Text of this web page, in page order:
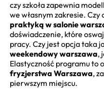
czy szkoła zapewnia
we własnym zakresie. Czy
praktyką w salonie
doświadczenie, które
pracy. Czy jest opcja taka
weekendowy warszawa,
Elastyczność programu to
fryzjerstwa Warszawa,
pierwszym miejscu.